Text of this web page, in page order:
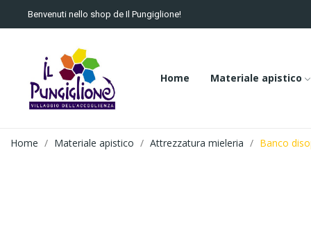
Benvenuti nello shop de Il Pungiglione!
Home Materiale apistico
Home Materiale apistico Attrezzatura mieleria Banco